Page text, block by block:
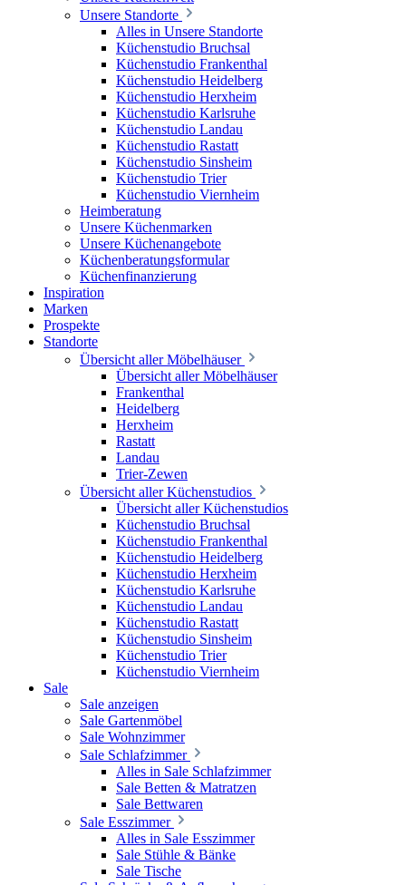
Unsere Standorte
Alles in Unsere Standorte
Küchenstudio Bruchsal
Küchenstudio Frankenthal
Küchenstudio Heidelberg
Küchenstudio Herxheim
Küchenstudio Karlsruhe
Küchenstudio Landau
Küchenstudio Rastatt
Küchenstudio Sinsheim
Küchenstudio Trier
Küchenstudio Viernheim
Heimberatung
Unsere Küchenmarken
Unsere Küchenangebote
Küchenberatungsformular
Küchenfinanzierung
Inspiration
Marken
Prospekte
Standorte
Übersicht aller Möbelhäuser
Übersicht aller Möbelhäuser
Frankenthal
Heidelberg
Herxheim
Rastatt
Landau
Trier-Zewen
Übersicht aller Küchenstudios
Übersicht aller Küchenstudios
Küchenstudio Bruchsal
Küchenstudio Frankenthal
Küchenstudio Heidelberg
Küchenstudio Herxheim
Küchenstudio Karlsruhe
Küchenstudio Landau
Küchenstudio Rastatt
Küchenstudio Sinsheim
Küchenstudio Trier
Küchenstudio Viernheim
Sale
Sale anzeigen
Sale Gartenmöbel
Sale Wohnzimmer
Sale Schlafzimmer
Alles in Sale Schlafzimmer
Sale Betten & Matratzen
Sale Bettwaren
Sale Esszimmer
Alles in Sale Esszimmer
Sale Stühle & Bänke
Sale Tische